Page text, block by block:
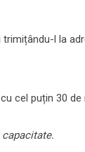
l la
cel puțin 30 de